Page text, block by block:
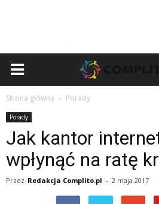
Strona główna Porady
Porady
Jak kantor
wpłynąć na ratę
Przez Redakcja Complito.pl - 2 maja 2017